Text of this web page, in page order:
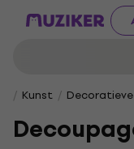
Kunst